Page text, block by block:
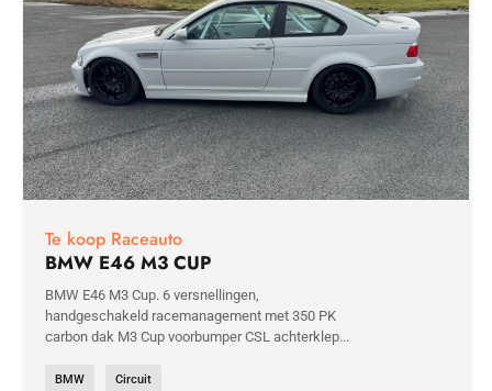
Te koop Raceauto
BMW E46 M3 CUP
BMW E46 M3 Cup. 6 versnellingen,
handgeschakeld racemanagement met 350 PK
carbon dak M3 Cup voorbumper CSL achterklep...
BMW Circuit